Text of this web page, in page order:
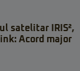
satelitar IRIS²,
Acord major